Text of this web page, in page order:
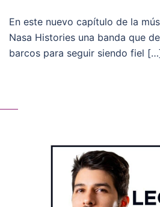
En este nuevo capítulo de la
Nasa Histories una banda que
barcos para seguir siendo fiel